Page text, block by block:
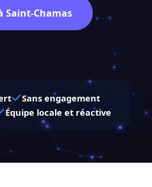
Saint-Chamas
Sans engagement
Équipe locale et réactive